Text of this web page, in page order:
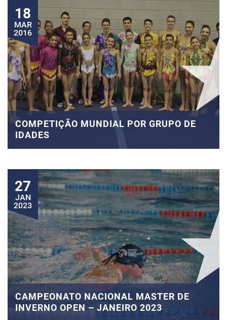
18
MAR
2016
COMPETIÇÃO MUNDIAL POR GRUPO DE
IDADES
27
JAN
2023
CAMPEONATO NACIONAL MASTER DE
INVERNO OPEN – JANEIRO 2023